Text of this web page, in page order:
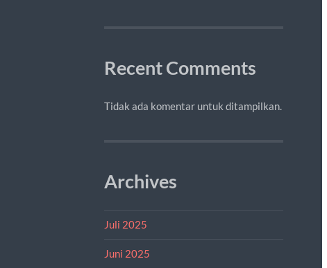
Recent Comments
Tidak ada komentar untuk ditampilkan.
Archives
Juli 2025
Juni 2025